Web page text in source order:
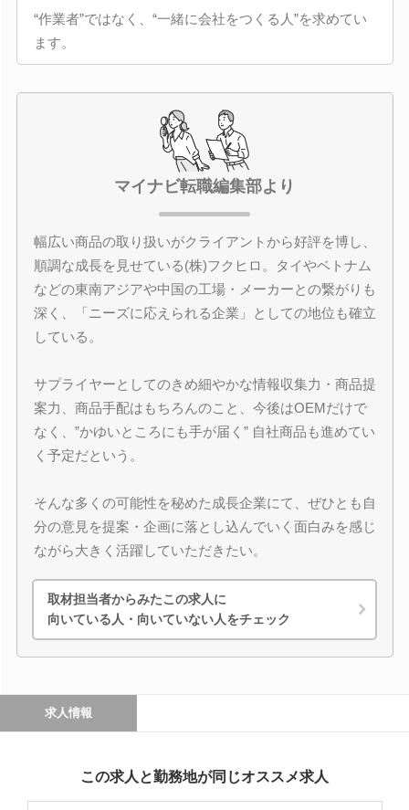
“作業者”ではなく、“一緒に会社をつくる人”を求めてい
ます。
マイナビ転職編集部より
幅広い商品の取り扱いがクライアントから好評を博し、
順調な成長を見せている(株)フクヒロ。タイやベトナム
などの東南アジアや中国の工場・メーカーとの繋がりも
深く、「ニーズに応えられる企業」としての地位も確立
している。
サプライヤーとしてのきめ細やかな情報収集力・商品提
案力、商品手配はもちろんのこと、今後はOEMだけで
なく、”かゆいところにも手が届く” 自社商品も進めてい
く予定だという。
そんな多くの可能性を秘めた成長企業にて、ぜひとも自
分の意見を提案・企画に落とし込んでいく面白みを感じ
ながら大きく活躍していただきたい。
取材担当者からみたこの求人に
向いている人・向いていない人をチェック
求人情報
この求人と勤務地が同じオススメ求人